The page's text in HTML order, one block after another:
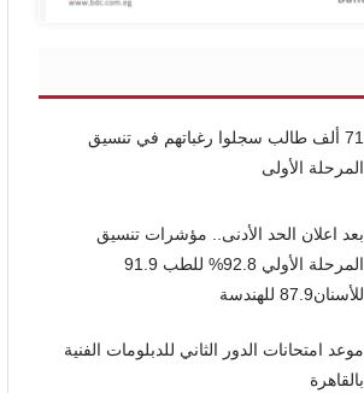
71 ألف طالب سجلوا رغباتهم في تنسيق
المرحلة الأولى
بعد اعلان الحد الأدنى.. مؤشرات تنسيق
المرحلة الأولي 92.8% للطب 91.9
للأسنان87.9 للهندسة
موعد امتحانات الدور الثاني للدبلومات الفنية
بالقاهرة